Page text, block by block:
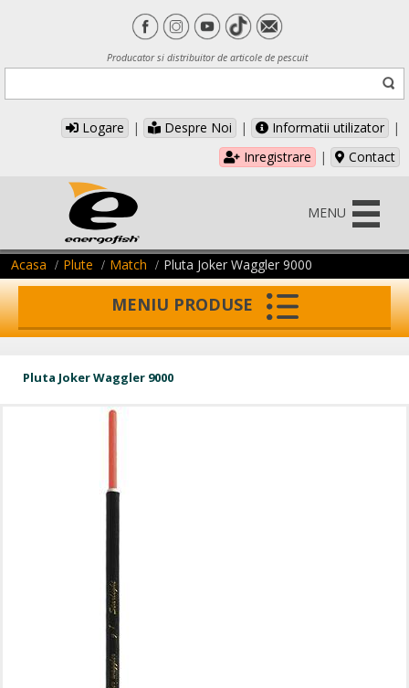
Producator si distribuitor de articole de pescuit
Logare | Despre Noi | Informatii utilizator
|
Inregistrare
| Contact
MENU
Acasa Plute Match Pluta Joker Waggler 9000
MENIU PRODUSE
Pluta Joker Waggler 9000